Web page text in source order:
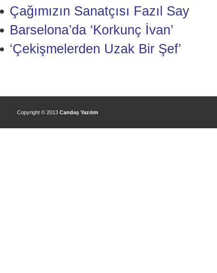
Çağımızın Sanatçısı Fazıl Say
Barselona’da ‘Korkunç İvan’
‘Çekişmelerden Uzak Bir Şef’
Copyright © 2013 Candaş Yazılım